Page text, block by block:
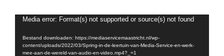
Videospeler
Media error: Format(s) not supported or source(s) not found
Bestand downloaden: https://mediaservicemaastricht.nl/wp-
content/uploads/2022/03/Spring-in-de-leertuin-van-Media-Service-en-werk-
mee-aan-de-wereld-van-audio-en-video.mp4?_=1